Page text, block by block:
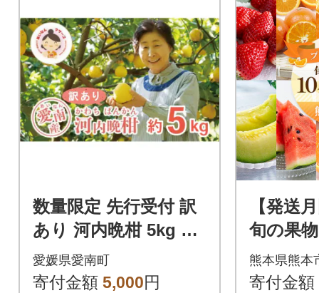
数量限定 先行受付 訳
あり 河内晩柑 5kg み
かん あいなんマザー
ズ 愛南町 愛媛県
愛媛県愛南町
寄付金額 5,000円
【発送
旬の果
～10月
回
熊本県熊本
寄付金額